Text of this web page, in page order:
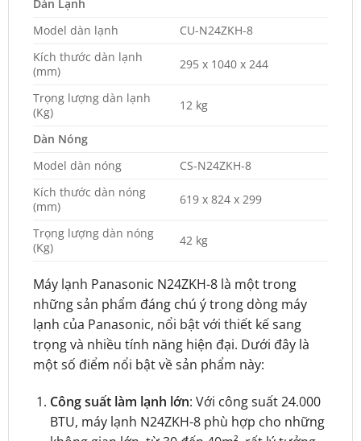
Dàn Lạnh
Model dàn lạnh
CU-N24ZKH-8
Kích thước dàn lạnh
(mm)
295 x 1040 x 244
Trọng lượng dàn lạnh
(Kg)
12 kg
Dàn Nóng
Model dàn nóng
CS-N24ZKH-8
Kích thước dàn nóng
(mm)
619 x 824 x 299
Trọng lượng dàn nóng
(Kg)
42 kg
Máy lạnh Panasonic N24ZKH-8 là một trong
những sản phẩm đáng chú ý trong dòng máy
lạnh của Panasonic, nổi bật với thiết kế sang
trọng và nhiều tính năng hiện đại. Dưới đây là
một số điểm nổi bật về sản phẩm này:
Công suất làm lạnh lớn: Với công suất 24.000
BTU, máy lạnh N24ZKH-8 phù hợp cho những